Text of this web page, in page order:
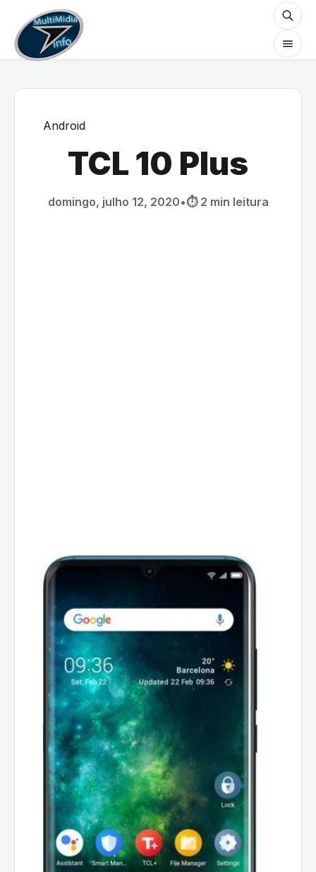
Android
TCL 10 Plus
domingo, julho 12, 2020•⏱️ 2 min leitura